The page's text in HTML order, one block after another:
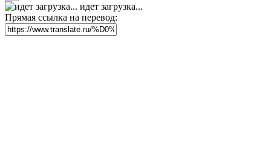
идет загрузка...
Прямая ссылка на перевод: